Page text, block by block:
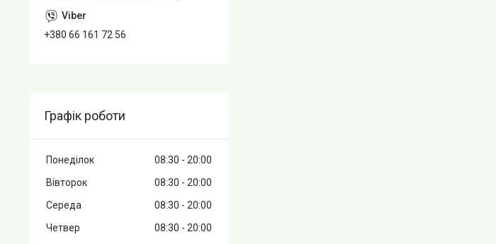
+380 66 161 72 56
Графік роботи
Понеділок 08:30
20:00
Вівторок
08:30
20:00
Середа
08:30
20:00
Четвер
08:30
20:00